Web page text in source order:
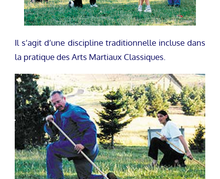
Il s’agit d’une discipline traditionnelle incluse dans
la pratique des Arts Martiaux Classiques.